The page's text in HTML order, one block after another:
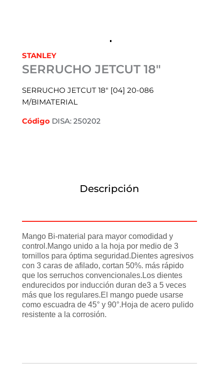
STANLEY
SERRUCHO JETCUT 18″
SERRUCHO JETCUT 18″ [04] 20-086
M/BIMATERIAL
Código DISA: 250202
Descripción
Mango Bi-material para mayor comodidad y
control.Mango unido a la hoja por medio de 3
tornillos para óptima seguridad.Dientes agresivos
con 3 caras de afilado, cortan 50%. más rápido
que los serruchos convencionales.Los dientes
endurecidos por inducción duran de3 a 5 veces
más que los regulares.El mango puede usarse
como escuadra de 45° y 90°.Hoja de acero pulido
resistente a la corrosión.